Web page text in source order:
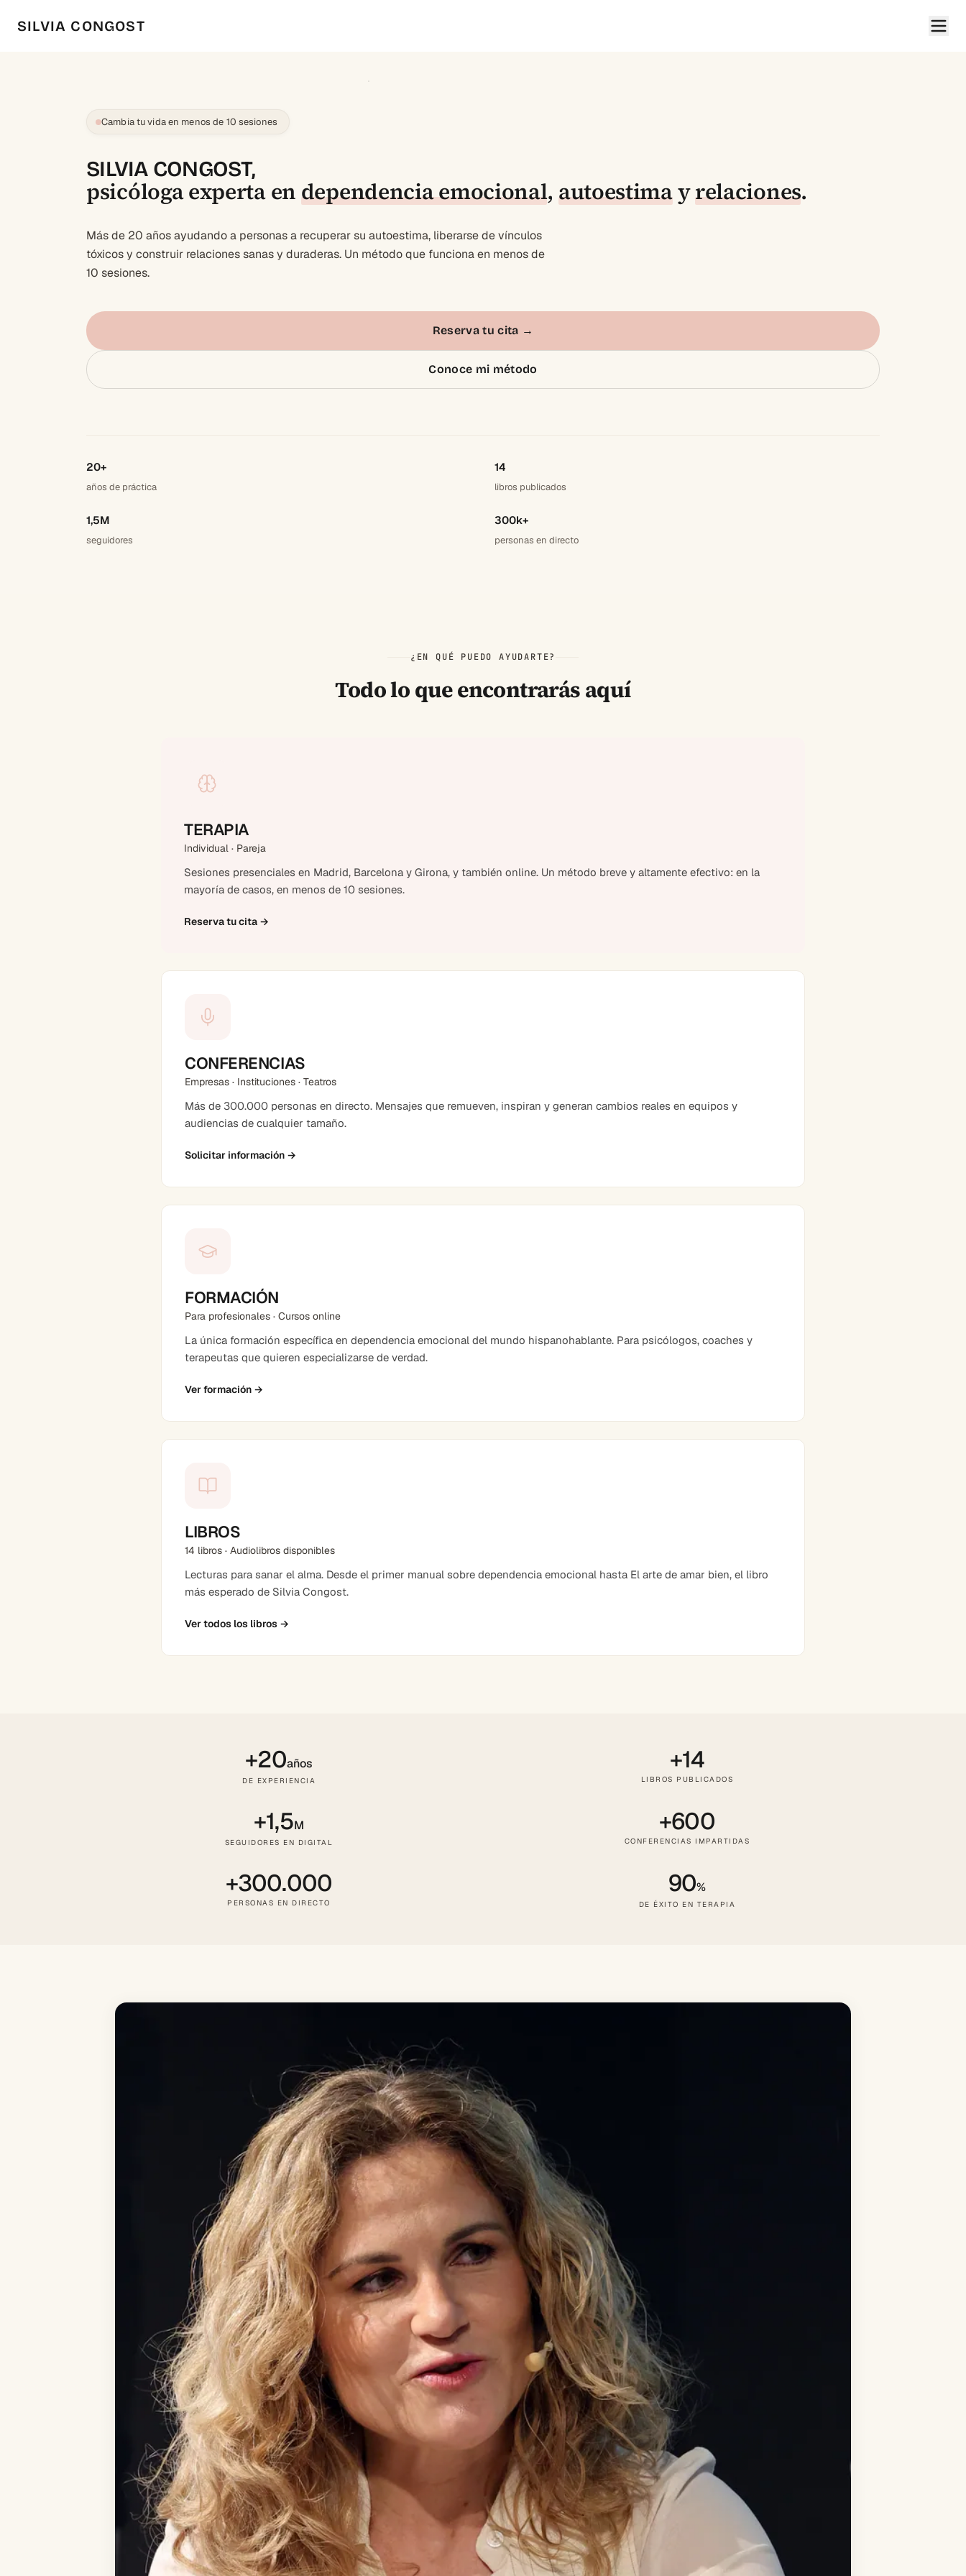
SILVIA CONGOST
Cambia tu vida en menos de 10 sesiones
SILVIA CONGOST,
psicóloga experta endependencia emocional, autoestimayrelaciones.
Más de 20 años ayudando a personas a recuperar su autoestima, liberarse de vínculos
tóxicos y construir relaciones sanas y duraderas. Un método que funciona en menos de
10 sesiones.
Reserva tu cita →
Conoce mi método
20+
años de práctica
14
libros publicados
1,5M
seguidores
300k+
personas en directo
¿EN QUÉ PUEDO AYUDARTE?
Todo lo que encontrarás aquí
TERAPIA
Individual · Pareja
Sesiones presenciales en Madrid, Barcelona y Girona, y también online. Un método breve y altamente efectivo: en la
mayoría de casos, en menos de 10 sesiones.
Reserva tu cita →
CONFERENCIAS
Empresas · Instituciones · Teatros
Más de 300.000 personas en directo. Mensajes que remueven, inspiran y generan cambios reales en equipos y
audiencias de cualquier tamaño.
Solicitar información →
FORMACIÓN
Para profesionales · Cursos online
La única formación específica en dependencia emocional del mundo hispanohablante. Para psicólogos, coaches y
terapeutas que quieren especializarse de verdad.
Ver formación →
LIBROS
14 libros · Audiolibros disponibles
Lecturas para sanar el alma. Desde el primer manual sobre dependencia emocional hasta El arte de amar bien, el libro
más esperado de Silvia Congost.
Ver todos los libros →
+20años
DE EXPERIENCIA
+14
LIBROS PUBLICADOS
+1,5M
SEGUIDORES EN DIGITAL
+600
CONFERENCIAS IMPARTIDAS
+300.000
PERSONAS EN DIRECTO
90%
DE ÉXITO EN TERAPIA